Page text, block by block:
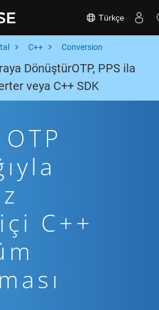
Türkçe
C++ Conversion
DönüştürOTP, PPS ila
veya C++ SDK
C++